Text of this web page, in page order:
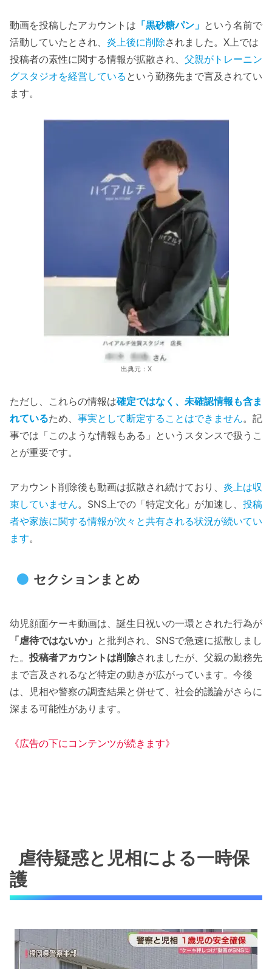
動画を投稿したアカウントは 「黒砂糖パン」 という名前で
活動していたとされ、 炎上後に削除されました。X上では
投稿者の素性に関する情報が拡散され、 父親がトレーニン
グスタジオを経営している という勤務先まで言及されてい
ます。
出典元：X
ただし、これらの情報は確定ではなく、未確認情報も含ま
れているため、 事実として断定することはできません。記
事では「このような情報もある」というスタンスで扱うこ
とが重要です。
アカウント削除後も動画は拡散され続けており、 炎上は収
束していません。SNS上での「特定文化」が加速し、 投稿
者や家族に関する情報が次々と共有される状況が続いてい
ます。
セクションまとめ
幼児顔面ケーキ動画は、誕生日祝いの一環とされた行為が
「虐待ではないか」 と批判され、SNSで急速に拡散しまし
た。 投稿者アカウントは削除されましたが、父親の勤務先
まで言及されるなど特定の動きが広がっています。今後
は、児相や警察の調査結果と併せて、社会的議論がさらに
深まる可能性があります。
《広告の下にコンテンツが続きます》
虐待疑惑と児相による一時保
護